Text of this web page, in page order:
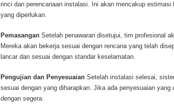
rinci dan perencanaan instalasi. Ini akan mencakup
yang diperlukan.
PemasanganSetelah penawaran disetujui, tim profesional
Mereka akan bekerja sesuai dengan rencana yang telah
lancar dan sesuai dengan standar keselamatan.
Pengujian dan PenyesuaianSetelah instalasi selesai,
sesuai dengan yang diharapkan. Jika ada penyesuaian
dengan segera.